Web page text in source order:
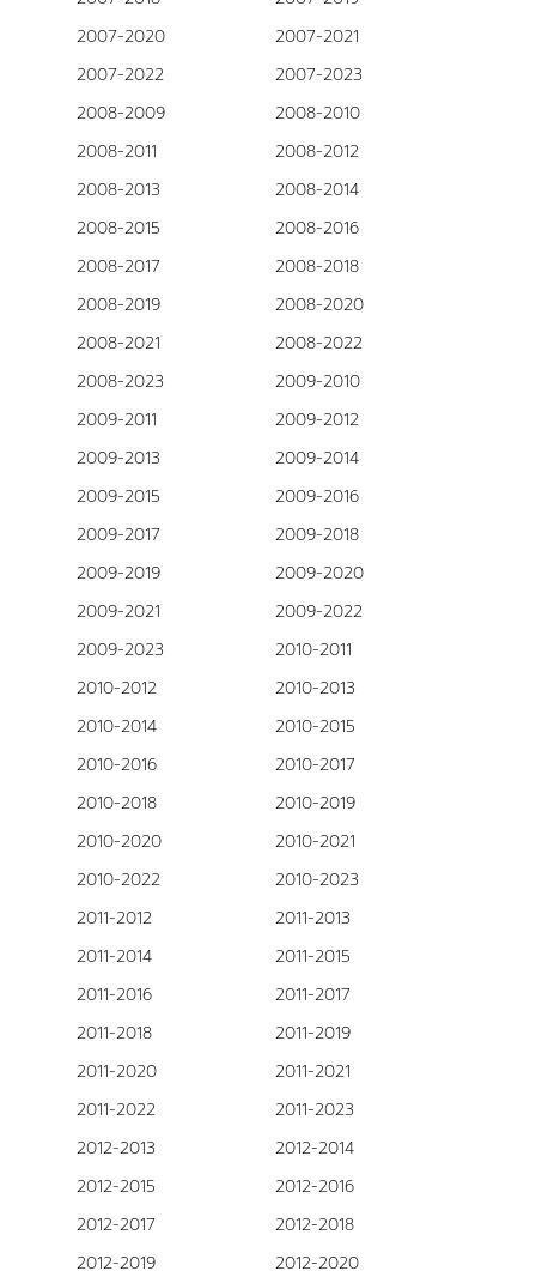
2007-2020
2007-2021
2007-2022
2007-2023
2008-2009
2008-2010
2008-2011
2008-2012
2008-2013
2008-2014
2008-2015
2008-2016
2008-2017
2008-2018
2008-2019
2008-2020
2008-2021
2008-2022
2008-2023
2009-2010
2009-2011
2009-2012
2009-2013
2009-2014
2009-2015
2009-2016
2009-2017
2009-2018
2009-2019
2009-2020
2009-2021
2009-2022
2009-2023
2010-2011
2010-2012
2010-2013
2010-2014
2010-2015
2010-2016
2010-2017
2010-2018
2010-2019
2010-2020
2010-2021
2010-2022
2010-2023
2011-2012
2011-2013
2011-2014
2011-2015
2011-2016
2011-2017
2011-2018
2011-2019
2011-2020
2011-2021
2011-2022
2011-2023
2012-2013
2012-2014
2012-2015
2012-2016
2012-2017
2012-2018
2012-2019
2012-2020